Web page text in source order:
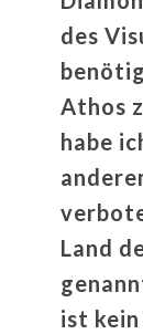
des
Athos
habe
Land
ist